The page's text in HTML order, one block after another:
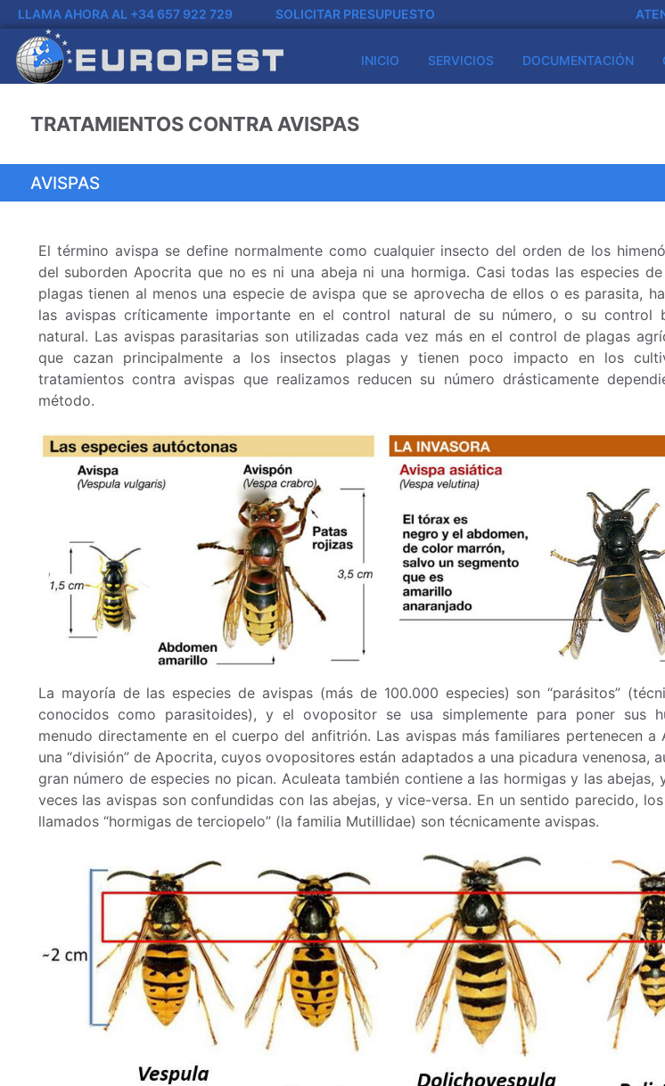
LLAMA AHORA AL +34 657 922 729 SOLICITAR PRESUPUESTO
INICIO SERVICIOS DOCUMENTACIÓN
TRATAMIENTOS CONTRA AVISPAS
AVISPAS
El término avispa se define normalmente como cualquier insecto del orden de los
del suborden Apocrita que no es ni una abeja ni una hormiga. Casi todas las especies
plagas tienen al menos una especie de avispa que se aprovecha de ellos o es parasita,
las avispas críticamente importante en el control natural de su número, o su control
natural. Las avispas parasitarias son utilizadas cada vez más en el control de plagas
que cazan principalmente a los insectos plagas y tienen poco impacto en los
tratamientos contra avispas que realizamos reducen su número drásticamente
método.
La mayoría de las especies de avispas (más de 100.000 especies) son “parásitos”
conocidos como parasitoides), y el ovopositor se usa simplemente para poner sus
menudo directamente en el cuerpo del anfitrión. Las avispas más familiares pertenecen a
una “división” de Apocrita, cuyos ovopositores están adaptados a una picadura venenosa,
gran número de especies no pican. Aculeata también contiene a las hormigas y las abejas,
veces las avispas son confundidas con las abejas, y vice-versa. En un sentido parecido,
llamados “hormigas de terciopelo” (la familia Mutillidae) son técnicamente avispas.